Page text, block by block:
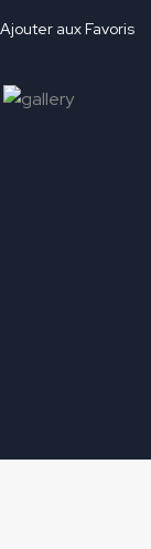
Ajouter aux Favoris